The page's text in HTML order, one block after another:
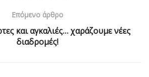
Επόμενο άρθρο
και αγκαλιές… χαράζουμε νέες
διαδρομές!